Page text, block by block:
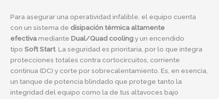
Para asegurar una operatividad infalible, el equipo cuenta
con un sistema de disipación térmica altamente
efectivamedianteDual/Quad coolingy un encendido
tipoSoft Start. La seguridad es prioritaria, por lo que integra
protecciones totales contra cortocircuitos, corriente
continua (DC) y corte por sobrecalentamiento. Es, en esencia,
un tanque de potencia blindado que protege tanto la
integridad del equipo como la de tus altavoces bajo